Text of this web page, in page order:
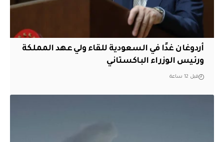
أردوغان غدًا في السعودية للقاء ولي عهد المملكة
ورئيس الوزراء الباكستاني
قبل 12 ساعة